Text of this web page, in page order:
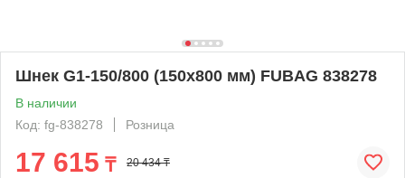
Шнек G1-150/800 (150х800 мм) FUBAG 838278
В наличии
Код: fg-838278
Розница
17 615 ₸ 20 434 ₸